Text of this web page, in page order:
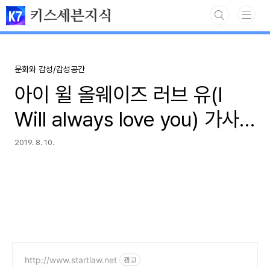
본문 바로가기
키스세븐지식
문화와 감성/감성공간
아이 윌 올웨이즈 러브 유(I
Will always love you) 가사
해석 듣기
2019. 8. 10.
http://www.startlaw.net 광고